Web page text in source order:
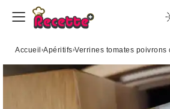
Accueil ›Apéritifs›Verrines tomates poivrons